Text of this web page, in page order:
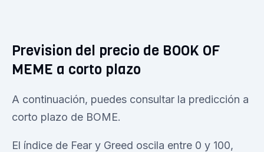
Prevision del precio de BOOK OF
MEME a corto plazo
A continuación, puedes consultar la predicción a
corto plazo de BOME.
El índice de Fear y Greed oscila entre 0 y 100,